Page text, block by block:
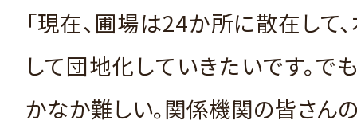
「現在、圃場は24か所に散在して
して団地化していきたいです。で
かなか難しい。関係機関の皆さん